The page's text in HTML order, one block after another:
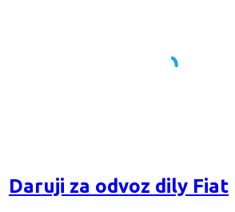
Daruji za odvoz dily Fiat